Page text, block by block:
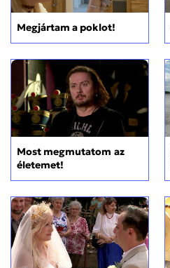
Megjártam a poklot!
Most megmutatom az
életemet!